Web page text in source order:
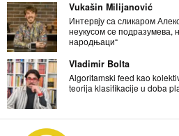
Vukašin Milijanović
Интервју са сликаром
неукусом се подразумева,
народњаци“
Vladimir Bolta
Algoritamski feed kao
teorija klasifikacije u doba